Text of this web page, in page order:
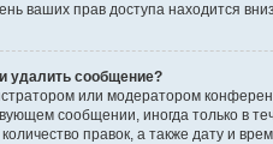
ваших прав доступа находится
удалить сообщение?
или модератором
сообщении, иногда только в
правок, а также дату и